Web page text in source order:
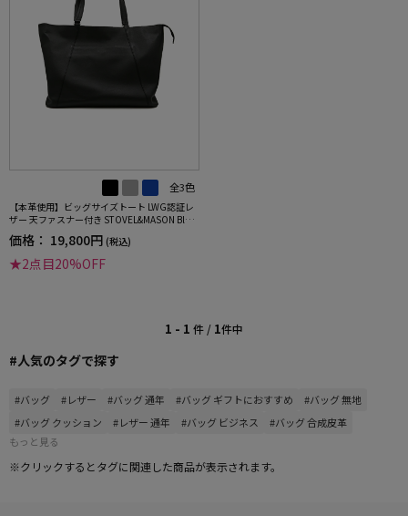
全3色
【本革使用】ビッグサイズトート LWG認証レ
ザー 天ファスナー付き STOVEL&MASON Blue
Label 通年
価格： 19,800円 (税込)
★2点目20%OFF
1 - 1 件 / 1件中
#人気のタグで探す
#バッグ #レザー #バッグ 通年 #バッグ ギフトにおすすめ
#バッグ 無地
#バッグ クッション
#レザー 通年 #バッグ ビジネス
#バッグ 合成皮革
もっと見る
※クリックするとタグに関連した商品が表示されます。